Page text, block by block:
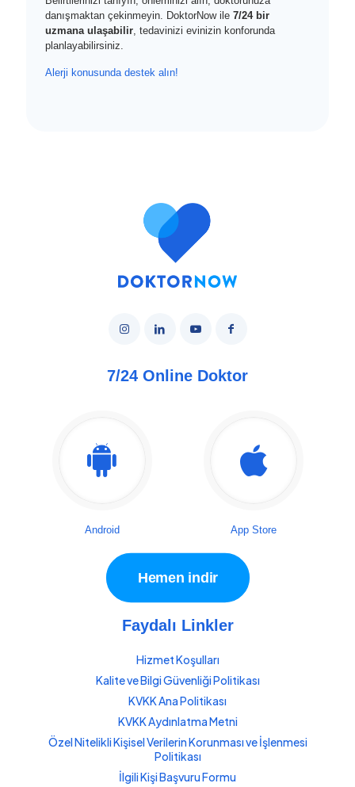
danışmaktan çekinmeyin. DoktorNow ile 7/24 bir
uzmana ulaşabilir , tedavinizi evinizin konforunda
planlayabilirsiniz.
Alerji konusunda destek alın!
7/24 Online Doktor
Android App Store
Hemen indir
Faydalı Linkler
Hizmet Koşulları
Kalite ve Bilgi Güvenliği Politikası
KVKK Ana Politikası
KVKK Aydınlatma Metni
Özel Nitelikli Kişisel Verilerin Korunması ve İşlenmesi
Politikası
İlgili Kişi Başvuru Formu